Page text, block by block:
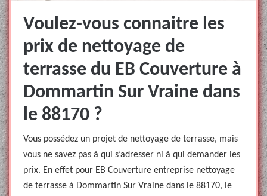
Voulez-vous connaitre les
prix de nettoyage de
terrasse du EB Couverture à
Dommartin Sur Vraine dans
le 88170 ?
Vous possédez un projet de nettoyage de terrasse, mais
vous ne savez pas à qui s’adresser ni à qui demander les
prix. En effet pour EB Couverture entreprise nettoyage
de terrasse à Dommartin Sur Vraine dans le 88170, le